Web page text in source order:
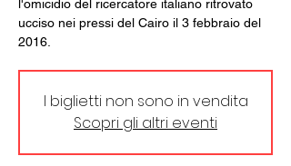
l'omicidio del ricercatore italiano ritrovato
ucciso nei pressi del Cairo il 3 febbraio del
2016.
I biglietti non sono in vendita
Scopri gli altri eventi